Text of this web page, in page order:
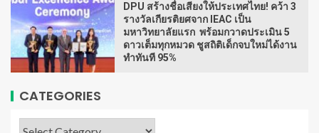
DPU สร้างชื่อเสียงให้ประเทศไทย! คว้า 3
รางวัลเกียรติยศจาก IEAC เป็น
มหาวิทยาลัยแรก พร้อมกวาดประเมิน 5
ดาวเต็มทุกหมวด ชูสถิติเด็กจบใหม่ได้งาน
ทำทันที 95%
CATEGORIES